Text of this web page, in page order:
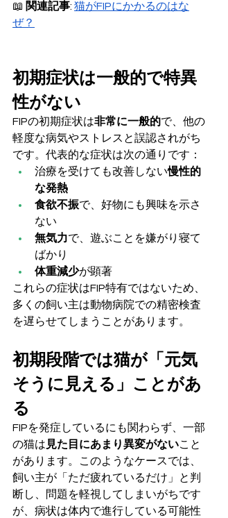
📖 関連記事: 猫がFIPにかかるのはな
ぜ？
初期症状は一般的で特異
性がない
FIPの初期症状は非常に一般的で、他の
軽度な病気やストレスと誤認されがち
です。代表的な症状は次の通りです：
治療を受けても改善しない慢性的
な発熱
食欲不振で、好物にも興味を示さ
ない
無気力で、遊ぶことを嫌がり寝て
ばかり
体重減少が顕著
これらの症状はFIP特有ではないため、
多くの飼い主は動物病院での精密検査
を遅らせてしまうことがあります。
初期段階では猫が「元気
そうに見える」ことがあ
る
FIPを発症しているにも関わらず、一部
の猫は 見た目にあまり異変がないこと
があります。このようなケースでは、
飼い主が「ただ疲れているだけ」と判
断し、問題を軽視してしまいがちです
が、病状は体内で進行している可能性